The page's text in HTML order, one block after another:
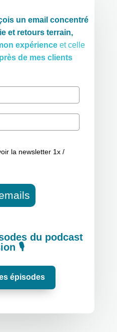
un email concentré
et retours terrain,
expérienceet celle
de mes clients
la newsletter 1x /
du podcast
🎙
épisodes